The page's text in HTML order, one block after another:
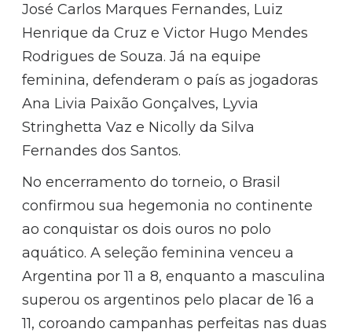
José Carlos Marques Fernandes, Luiz
Henrique da Cruz e Victor Hugo Mendes
Rodrigues de Souza. Já na equipe
feminina, defenderam o país as jogadoras
Ana Livia Paixão Gonçalves, Lyvia
Stringhetta Vaz e Nicolly da Silva
Fernandes dos Santos.
No encerramento do torneio, o Brasil
confirmou sua hegemonia no continente
ao conquistar os dois ouros no polo
aquático. A seleção feminina venceu a
Argentina por 11 a 8, enquanto a masculina
superou os argentinos pelo placar de 16 a
11, coroando campanhas perfeitas nas duas